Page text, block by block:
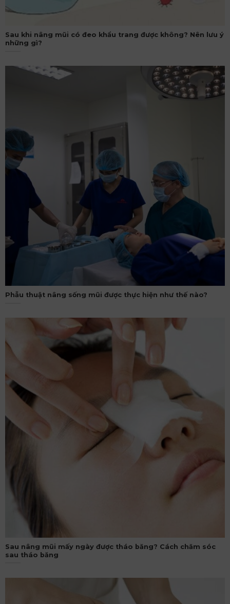
Sau khi nâng mũi có đeo khẩu trang được không? Nên lưu ý
những gì?
Phẫu thuật nâng sống mũi được thực hiện như thế nào?
Sau nâng mũi mấy ngày được tháo băng? Cách chăm sóc
sau tháo băng